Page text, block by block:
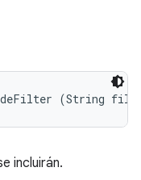
(String
incluirán.